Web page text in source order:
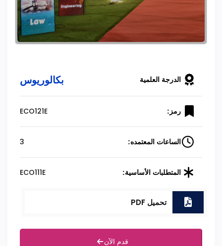
الدرجة العلمية بكالوريوس
رمز: ECO121E
الساعات المعتمده: 3
المتطلبات الأساسية: ECO111E
تحميل PDF
قدم الآن